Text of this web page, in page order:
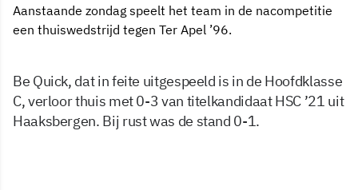
Aanstaande zondag speelt het team in de nacompetitie
een thuiswedstrijd tegen Ter Apel ’96.
Be Quick, dat in feite uitgespeeld is in de Hoofdklasse
C, verloor thuis met 0-3 van titelkandidaat HSC ’21 uit
Haaksbergen. Bij rust was de stand 0-1.